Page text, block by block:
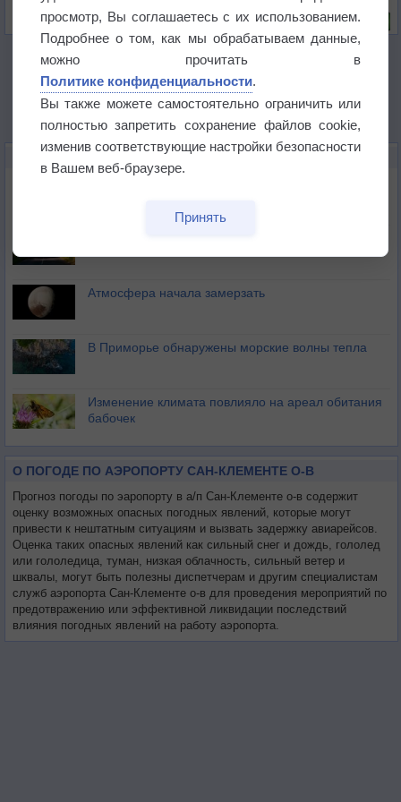
Риск задержек вылетов по метеоусловиям
Атмосфера начала замерзать
В Приморье обнаружены морские волны тепла
Изменение климата повлияло на ареал обитания
бабочек
О ПОГОДЕ ПО АЭРОПОРТУ САН-КЛЕМЕНТЕ О-В
Прогноз погоды по эаропорту в а/п Сан-Клементе о-в содержит
оценку возможных опасных погодных явлений, которые могут
привести к нештатным ситуациям и вызвать задержку авиарейсов.
Оценка таких опасных явлений как сильный снег и дождь, гололед
или гололедица, туман, низкая облачность, сильный ветер и
шквалы, могут быть полезны диспетчерам и другим специалистам
служб аэропорта Сан-Клементе о-в для проведения мероприятий по
предотвражению или эффективной ликвидации последствий
влияния погодных явлений на работу аэропорта.
просмотр, Вы соглашаетесь с их использованием.
Подробнее о том, как мы обрабатываем данные,
можно прочитать в
Политике конфиденциальности.
Вы также можете самостоятельно ограничить или
полностью запретить сохранение файлов cookie,
изменив соответствующие настройки безопасности
в Вашем веб-браузере.
Принять